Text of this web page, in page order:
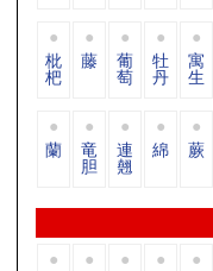
枇
杷
藤 葡
萄
牡
丹
寓
生
蘭 竜
胆
連
翹
綿 蕨